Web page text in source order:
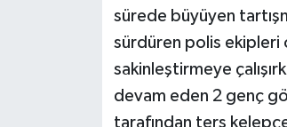
sürede büyüyen
sürdüren polis ekipleri
sakinleştirmeye
devam eden 2 genç
tarafından ters